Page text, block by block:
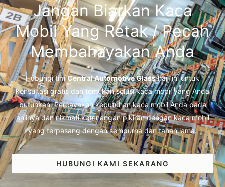
Jangan Biarkan Kaca
Mobil Yang Retak / Pecah
Membahayakan Anda
Hubungi timCentral Automotive Glasshari ini untuk
konsultasi gratis dan temukan solusi kaca mobil yang Anda
butuhkan. Percayakan kebutuhan kaca mobil Anda pada
ahlinya dan nikmati ketenangan pikiran dengan kaca mobil
yang terpasang dengan sempurna dan tahan lama.
HUBUNGI KAMI SEKARANG